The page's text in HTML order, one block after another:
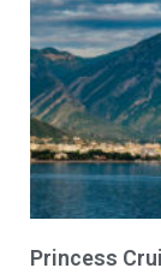
Princess